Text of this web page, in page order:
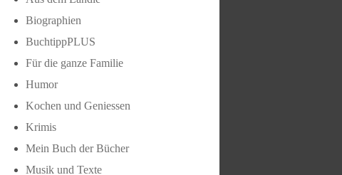
Biographien
BuchtippPLUS
Für die ganze Familie
Humor
Kochen und Geniessen
Krimis
Mein Buch der Bücher
Musik und Texte